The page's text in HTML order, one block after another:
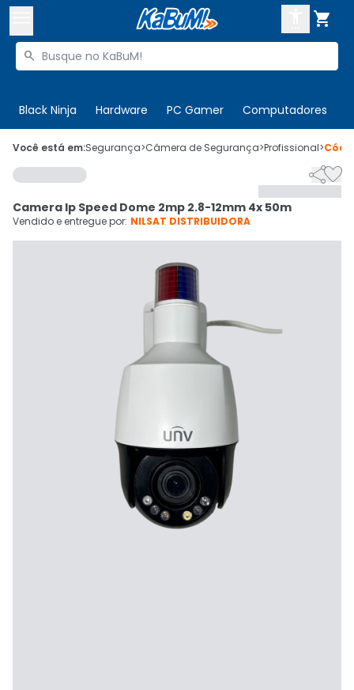

Buscar produtos

Black Ninja Hardware PC Gamer Computadores
 Olá. Acesse sua conta
 Departamentos
Cupons
CADASTRE-SE
Você está em:Segurança>Câmera de Segurança>Profissional>

Camera Ip Speed Dome 2mp 2.8-12mm 4x 50m
Vendido e entregue por: NILSAT DISTRIBUIDORA